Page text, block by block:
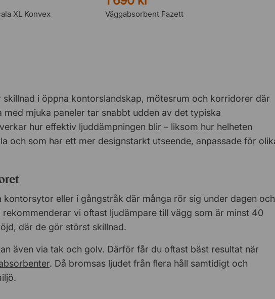
XL Konvex Väggabsorbent Fazett
i öppna kontorslandskap, mötesrum och korridorer där
mjuka paneler tar snabbt udden av det typiska
hur effektiv ljuddämpningen blir – liksom hur helheten
och som har ett mer designstarkt utseende, anpassade för
eller i gångstråk där många rör sig under dagen och
vi oftast ljudämpare till vägg som är minst 40
där de gör störst skillnad.
även via tak och golv. Därför får du oftast bäst resultat när
. Då bromsas ljudet från flera håll samtidigt och